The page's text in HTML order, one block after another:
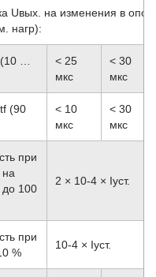
Uвых. на изменения в
нагр):
…
< 25
мкс
< 30
мкс
(90
< 10
мкс
< 30
мкс
при
до 100
2 × 10-4 × Iуст.
при
%
10-4 × Iуст.